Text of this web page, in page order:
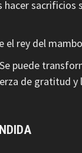
sacrificios
el rey del mambo
puede
de gratitud y